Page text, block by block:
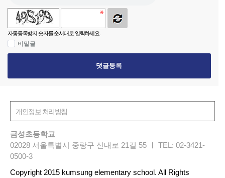
자동등록방지 숫자를 순서대로 입력하세요.
비밀글
댓글등록
금성초등학교
02028 서울특별시 중랑구 신내로 21길 55 ㅣ TEL: 02-3421-
0500-3
Copyright 2015 kumsung elementary school. All Rights